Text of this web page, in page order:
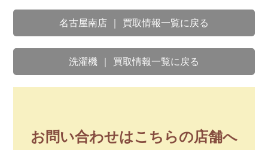
名古屋南店 ｜ 買取情報一覧に戻る
洗濯機 ｜ 買取情報一覧に戻る
お問い合わせはこちらの店舗へ